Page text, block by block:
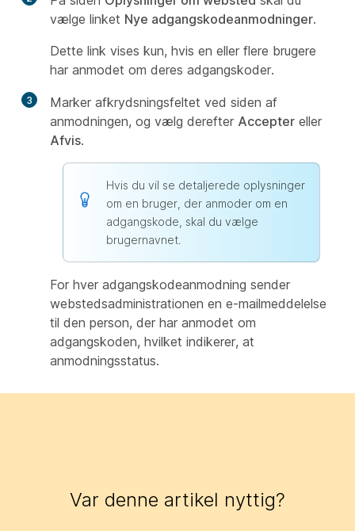
vælge linket Nye adgangskodeanmodninger.
Dette link vises kun, hvis en eller flere brugere
har anmodet om deres adgangskoder.
3
Marker afkrydsningsfeltet ved siden af ​​
anmodningen, og vælg derefter Accepter eller
Afvis.
Hvis du vil se detaljerede oplysninger
om en bruger, der anmoder om en
adgangskode, skal du vælge
brugernavnet.
For hver adgangskodeanmodning sender
webstedsadministrationen en e-mailmeddelelse
til den person, der har anmodet om
adgangskoden, hvilket indikerer, at
anmodningsstatus.
Var denne artikel nyttig?